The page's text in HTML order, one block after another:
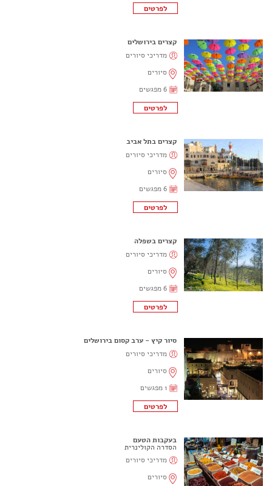
קצרים בירושלים
מדריכי סיורים
סיורים
6 מפגשים
קצרים בתל אביב
מדריכי סיורים
סיורים
6 מפגשים
קצרים בשפלה
מדריכי סיורים
סיורים
6 מפגשים
סיור קיץ - ערב קסום בירושלים
מדריכי סיורים
סיורים
1 מפגשים
בעקבות הטעם
הסדרה הקולינרית
מדריכי סיורים
סיורים